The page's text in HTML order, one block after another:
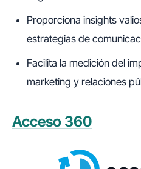
Proporciona insights
estrategias de
Facilita la medición del
marketing y relaciones
Acceso 360